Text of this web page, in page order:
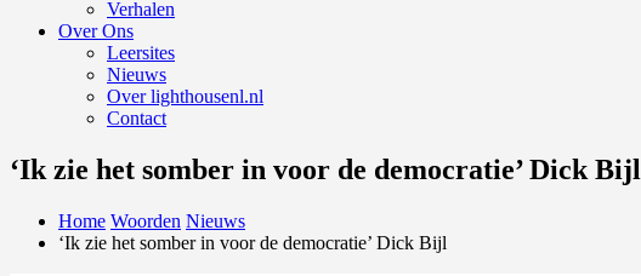
Verhalen
Over Ons
Leersites
Nieuws
Over lighthousenl.nl
Contact
‘Ik zie het somber in voor de democratie’ Dick Bijl
Home Woorden Nieuws
‘Ik zie het somber in voor de democratie’ Dick Bijl